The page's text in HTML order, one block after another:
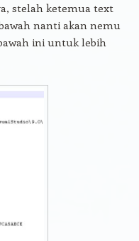
stelah ketemua text
nanti akan nemu
ini untuk lebih